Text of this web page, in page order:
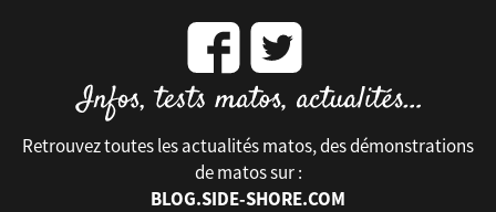
Retrouvez toutes les actualités matos, des démonstrations
de matos sur :
BLOG.SIDE-SHORE.COM